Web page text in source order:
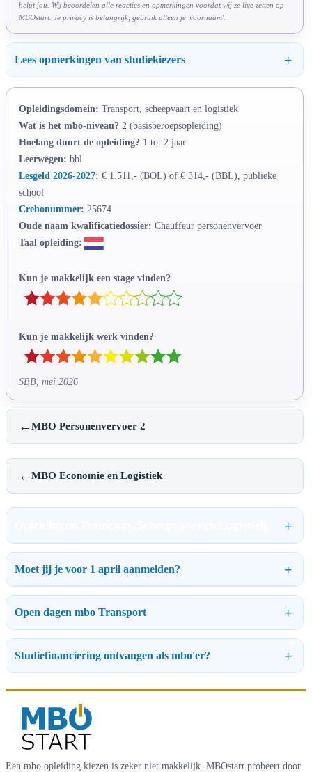
helpt jou. Wij beoordelen alle reacties en opmerkingen voordat wij ze live zetten op
MBOstart. Je privacy is belangrijk, gebruik alleen je 'voornaam'.
Lees opmerkingen van studiekiezers
Opleidingsdomein: Transport, scheepvaart en logistiek
Wat is het mbo-niveau? 2 (basisberoepsopleiding)
Hoelang duurt de opleiding? 1 tot 2 jaar
Leerwegen: bbl
Lesgeld 2026-2027: € 1.511,- (BOL) of € 314,- (BBL), publieke
school
Crebonummer: 25674
Oude naam kwalificatiedossier: Chauffeur personenvervoer
Taal opleiding:
Kun je makkelijk een stage vinden?
Kun je makkelijk werk vinden?
SBB, mei 2026
←MBO Personenvervoer 2
←MBO Economie en Logistiek
Moet jij je voor 1 april aanmelden?
Open dagen mbo Transport
Studiefinanciering ontvangen als mbo'er?
Een mbo opleiding kiezen is zeker niet makkelijk. MBOstart probeert door